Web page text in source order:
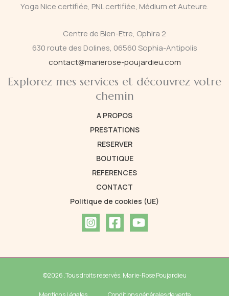
Yoga Nice certifiée, PNL certifiée, Médium et Auteure.
Centre de Bien-Etre, Ophira 2
630 route des Dolines, 06560 Sophia-Antipolis
contact@marierose-poujardieu.com
Explorez mes services et découvrez votre
chemin
A PROPOS
PRESTATIONS
RESERVER
BOUTIQUE
REFERENCES
CONTACT
Politique de cookies (UE)
©2026 .Tous droits réservés. Marie-Rose Poujardieu